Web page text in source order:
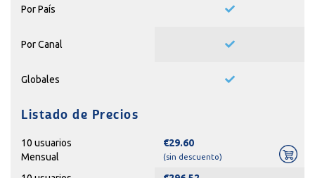
Por País
Por Canal
Globales
Listado de Precios
10 usuarios
Mensual
€29.60
(sin descuento)